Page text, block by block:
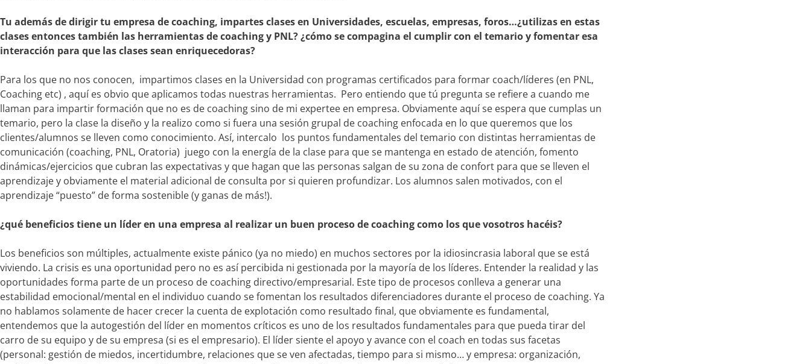
Tu además de dirigir tu empresa de coaching, impartes clases en Universidades, escuelas, empresas, foros…¿utilizas en estas
clases entonces también las herramientas de coaching y PNL? ¿cómo se compagina el cumplir con el temario y fomentar esa
interacción para que las clases sean enriquecedoras?
Para los que no nos conocen, impartimos clases en la Universidad con programas certificados para formar coach/líderes (en PNL,
Coaching etc) , aquí es obvio que aplicamos todas nuestras herramientas. Pero entiendo que tú pregunta se refiere a cuando me
llaman para impartir formación que no es de coaching sino de mi expertee en empresa. Obviamente aquí se espera que cumplas un
temario, pero la clase la diseño y la realizo como si fuera una sesión grupal de coaching enfocada en lo que queremos que los
clientes/alumnos se lleven como conocimiento. Así, intercalo los puntos fundamentales del temario con distintas herramientas de
comunicación (coaching, PNL, Oratoria) juego con la energía de la clase para que se mantenga en estado de atención, fomento
dinámicas/ejercicios que cubran las expectativas y que hagan que las personas salgan de su zona de confort para que se lleven el
aprendizaje y obviamente el material adicional de consulta por si quieren profundizar. Los alumnos salen motivados, con el
aprendizaje “puesto” de forma sostenible (y ganas de más!).
¿qué beneficios tiene un líder en una empresa al realizar un buen proceso de coaching como los que vosotros hacéis?
Los beneficios son múltiples, actualmente existe pánico (ya no miedo) en muchos sectores por la idiosincrasia laboral que se está
viviendo. La crisis es una oportunidad pero no es así percibida ni gestionada por la mayoría de los líderes. Entender la realidad y las
oportunidades forma parte de un proceso de coaching directivo/empresarial. Este tipo de procesos conlleva a generar una
estabilidad emocional/mental en el individuo cuando se fomentan los resultados diferenciadores durante el proceso de coaching. Ya
no hablamos solamente de hacer crecer la cuenta de explotación como resultado final, que obviamente es fundamental,
entendemos que la autogestión del líder en momentos críticos es uno de los resultados fundamentales para que pueda tirar del
carro de su equipo y de su empresa (si es el empresario). El líder siente el apoyo y avance con el coach en todas sus facetas
(personal: gestión de miedos, incertidumbre, relaciones que se ven afectadas, tiempo para si mismo… y empresa: organización,